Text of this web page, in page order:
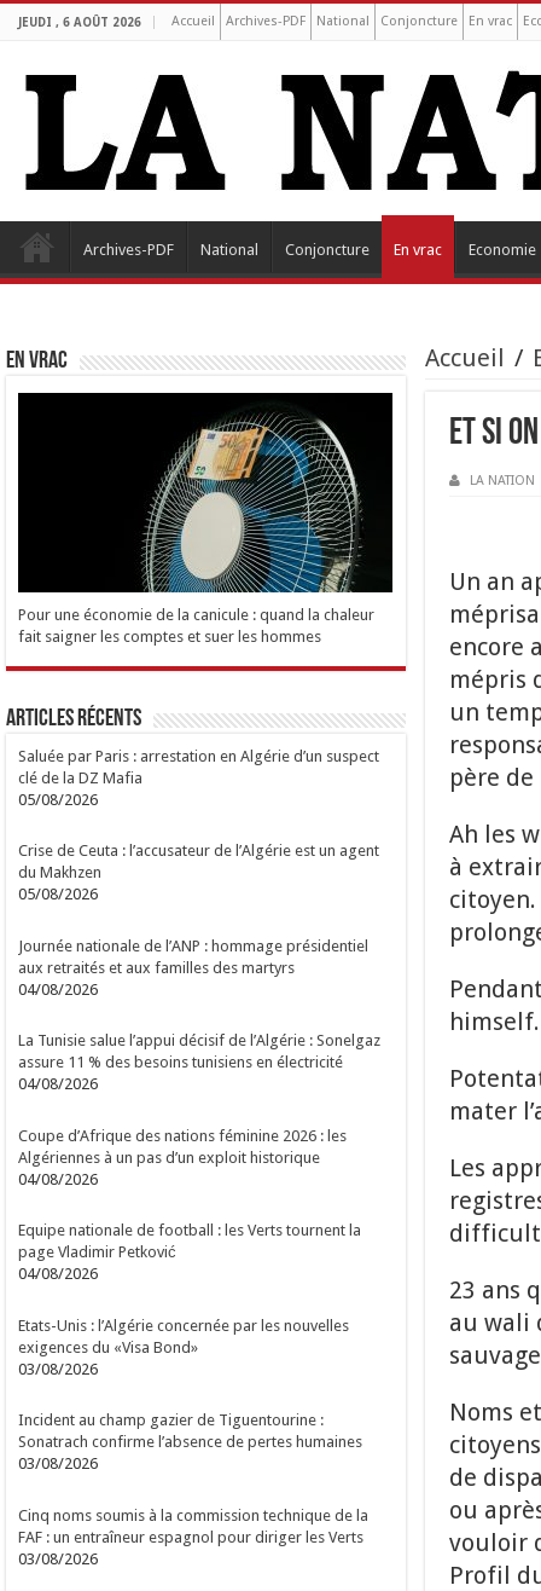
JEUDI , 6 AOÛT 2026 Accueil Archives-PDF National Conjoncture En vrac
Archives-PDF National Conjoncture En vrac Economie
Accueil /
Et si
LA NATION
Un an
encore
mépris
un
père
Ah les
à
himself.
mater
Les
23 ans
au wali
Noms
de
ou
vouloir
Profil
EN VRAC
Pour une économie de la canicule : quand la chaleur
fait saigner les comptes et suer les hommes
Articles Récents
Saluée par Paris : arrestation en Algérie d’un suspect
clé de la DZ Mafia
05/08/2026
Crise de Ceuta : l’accusateur de l’Algérie est un agent
du Makhzen
05/08/2026
Journée nationale de l’ANP : hommage présidentiel
aux retraités et aux familles des martyrs
04/08/2026
La Tunisie salue l’appui décisif de l’Algérie : Sonelgaz
assure 11 % des besoins tunisiens en électricité
04/08/2026
Coupe d’Afrique des nations féminine 2026 : les
Algériennes à un pas d’un exploit historique
04/08/2026
Equipe nationale de football : les Verts tournent la
page Vladimir Petković
04/08/2026
Etats-Unis : l’Algérie concernée par les nouvelles
exigences du «Visa Bond»
03/08/2026
Incident au champ gazier de Tiguentourine :
Sonatrach confirme l’absence de pertes humaines
03/08/2026
Cinq noms soumis à la commission technique de la
FAF : un entraîneur espagnol pour diriger les Verts
03/08/2026